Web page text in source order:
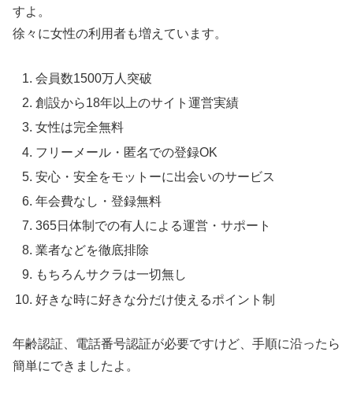
すよ。
徐々に女性の利用者も増えています。
会員数1500万人突破
創設から18年以上のサイト運営実績
女性は完全無料
フリーメール・匿名での登録OK
安心・安全をモットーに出会いのサービス
年会費なし・登録無料
365日体制での有人による運営・サポート
業者などを徹底排除
もちろんサクラは一切無し
好きな時に好きな分だけ使えるポイント制
年齢認証、電話番号認証が必要ですけど、手順に沿ったら
簡単にできましたよ。